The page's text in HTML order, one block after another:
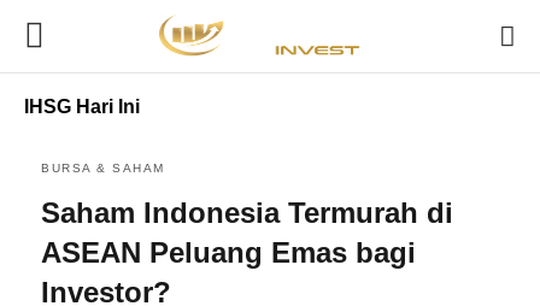
IHSG Hari Ini
BURSA & SAHAM
Saham Indonesia Termurah di
ASEAN Peluang Emas bagi
Investor?